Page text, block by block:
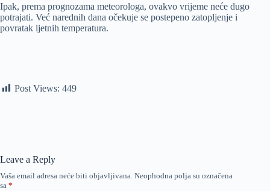
Ipak, prema prognozama meteorologa, ovakvo vrijeme neće dugo
potrajati. Već narednih dana očekuje se postepeno zatopljenje i
povratak ljetnih temperatura.
Post Views: 449
Leave a Reply
Vaša email adresa neće biti objavljivana. Neophodna polja su označena
sa *